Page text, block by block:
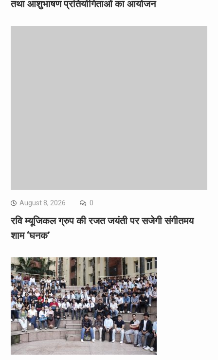
तथा आशुभाषण प्रतियोगिताओं का आयोजन
August 8, 2026 0
रवि म्यूजिकल ग्रुप की रजत जयंती पर सजेगी संगीतमय
शाम ‘घनक’